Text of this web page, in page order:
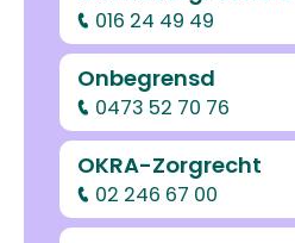
016 24 49 49
Onbegrensd
0473 52 70 76
OKRA-Zorgrecht
02 246 67 00